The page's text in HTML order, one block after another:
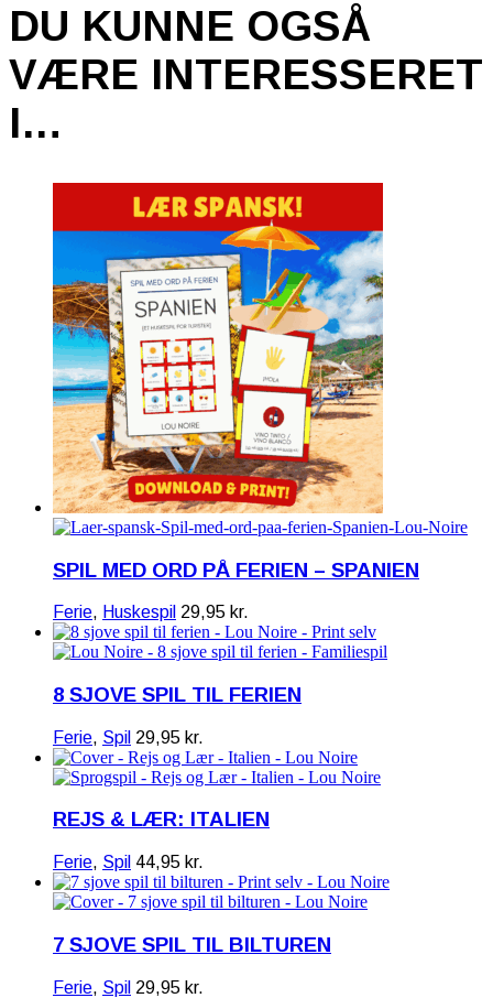
DU KUNNE OGSÅ
VÆRE INTERESSERET
I…
SPIL MED ORD PÅ FERIEN – SPANIEN
Ferie, Huskespil 29,95 kr.
8 SJOVE SPIL TIL FERIEN
Ferie, Spil 29,95 kr.
REJS & LÆR: ITALIEN
Ferie, Spil 44,95 kr.
7 SJOVE SPIL TIL BILTUREN
Ferie, Spil 29,95 kr.